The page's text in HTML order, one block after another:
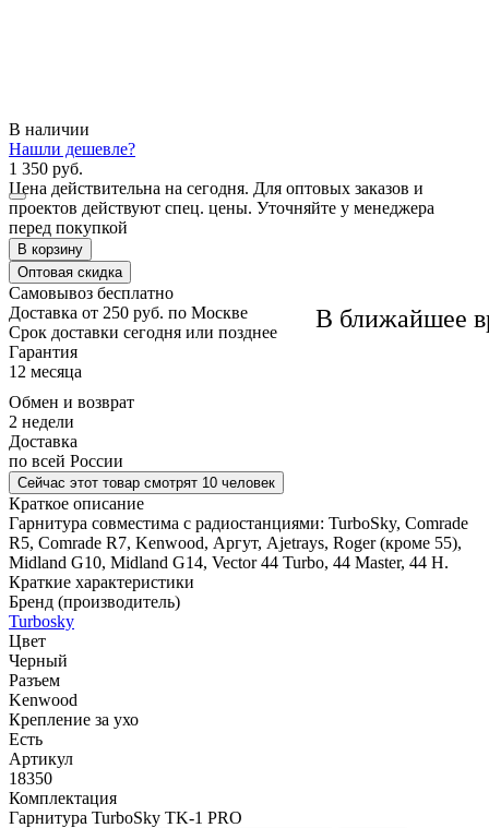
В наличии
Нашли дешевле?
В ближайшее
1 350 руб.
Цена действительна на сегодня. Для оптовых заказов и
проектов действуют спец. цены. Уточняйте у менеджера
перед покупкой
В корзину
Оптовая скидка
Самовывоз бесплатно
Доставка от 250 руб. по Москве
Cрок доставки сегодня или позднее
Гарантия
12 месяца
Обмен и возврат
2 недели
Доставка
по всей России
Сейчас этот товар смотрят 10 человек
Краткое описание
Гарнитура совместима с радиостанциями: TurboSky, Comrade
R5, Comrade R7, Kenwood, Аргут, Ajetrays, Roger (кроме 55),
Midland G10, Midland G14, Vector 44 Turbo, 44 Master, 44 H.
Краткие характеристики
Бренд (производитель)
Turbosky
Цвет
Черный
Разъем
Kenwood
Крепление за ухо
Есть
Артикул
18350
Комплектация
Гарнитура TurboSky TK-1 PRO